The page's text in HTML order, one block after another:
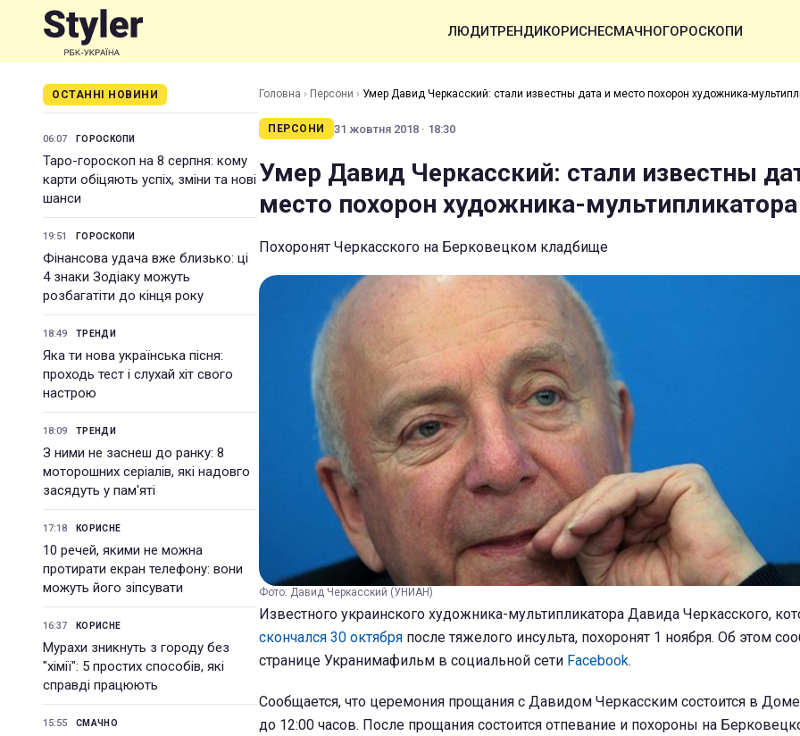
ЛЮДИТРЕНДИКОРИСНЕСМАЧНОГОРОСКОПИ
ОСТАННІ НОВИНИ
06:07 ГОРОСКОПИ
Таро-гороскоп на 8 серпня: кому
карти обіцяють успіх, зміни та нові
шанси
19:51 ГОРОСКОПИ
Фінансова удача вже близько: ці
4 знаки Зодіаку можуть
розбагатіти до кінця року
18:49 ТРЕНДИ
Яка ти нова українська пісня:
проходь тест і слухай хіт свого
настрою
18:09 ТРЕНДИ
З ними не заснеш до ранку: 8
моторошних серіалів, які надовго
засядуть у пам'яті
17:18 КОРИСНЕ
10 речей, якими не можна
протирати екран телефону: вони
можуть його зіпсувати
16:37 КОРИСНЕ
Мурахи зникнуть з городу без
"хімії": 5 простих способів, які
справді працюють
15:55 СМАЧНО
Головна › Персони › Умер Давид Черкасский: стали известны дата и место похорон художника-
ПЕРСОНИ 31 жовтня 2018 · 18:30
Умер Давид Черкасский: стали известны
место похорон художника-мультипликатора
Похоронят Черкасского на Берковецком кладбище
Фото: Давид Черкасский (УНИАН)
Известного украинского художника-мультипликатора Давида Черкасского,
скончался 30 октября после тяжелого инсульта, похоронят 1 ноября. Об этом
странице Укранимафильм в социальной сети Facebook.
Сообщается, что церемония прощания с Давидом Черкасским состоится в
до 12:00 часов. После прощания состоится отпевание и похороны на